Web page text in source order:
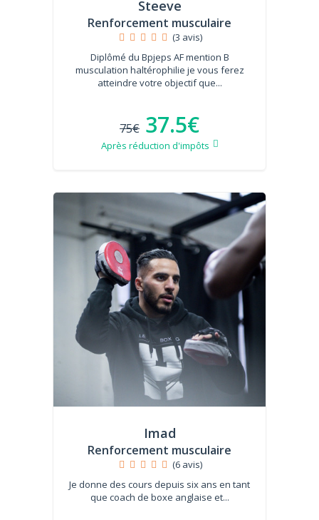
Steeve
Renforcement musculaire
(3 avis)
Diplômé du Bpjeps AF mention B
musculation haltérophilie je vous ferez
atteindre votre objectif que...
75€ 37.5€
Après réduction d'impôts
Imad
Renforcement musculaire
(6 avis)
Je donne des cours depuis six ans en tant
que coach de boxe anglaise et...